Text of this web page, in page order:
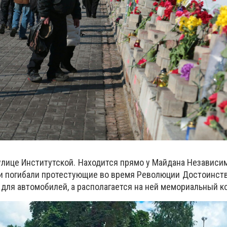
Институтской. Находится прямо у Майдана
погибали протестующие во время Революции
автомобилей, а располагается на ней мемориальный